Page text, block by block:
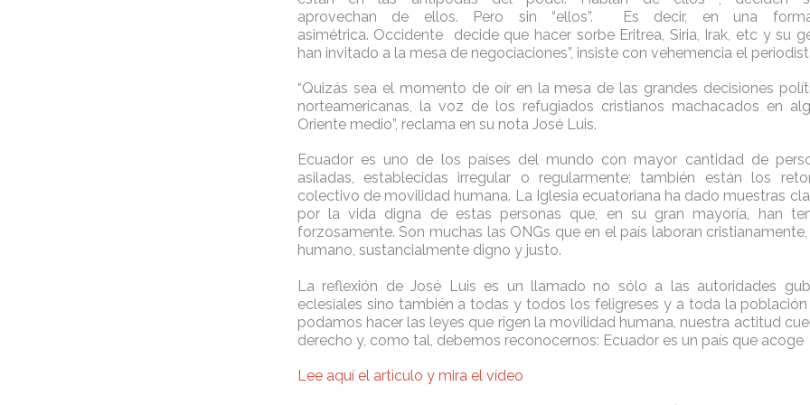
aprovechan de ellos. Pero sin “ellos”. Es decir, en una
asimétrica. Occidente decide que hacer sorbe Eritrea, Siria, Irak, etc y su
han invitado a la mesa de negociaciones”, insiste con vehemencia el
“Quizás sea el momento de oír en la mesa de las grandes decisiones
norteamericanas, la voz de los refugiados cristianos machacados en
Oriente medio”, reclama en su nota José Luis.
Ecuador es uno de los países del mundo con mayor cantidad de
asiladas, establecidas irregular o regularmente; también están los
colectivo de movilidad humana. La Iglesia ecuatoriana ha dado muestras
por la vida digna de estas personas que, en su gran mayoría, han
forzosamente. Son muchas las ONGs que en el país laboran
humano, sustancialmente digno y justo.
La reflexión de José Luis es un llamado no sólo a las autoridades
eclesiales sino también a todas y todos los feligreses y a toda la
podamos hacer las leyes que rigen la movilidad humana, nuestra actitud
derecho y, como tal, debemos reconocernos: Ecuador es un país que acoge
Lee aquí el artìculo y mira el vídeo